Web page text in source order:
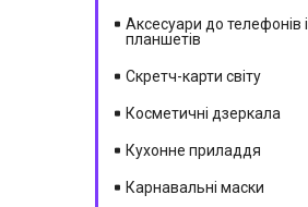
Аксесуари до телефонів і
планшетів
Скретч-карти світу
Косметичні дзеркала
Кухонне приладдя
Карнавальні маски